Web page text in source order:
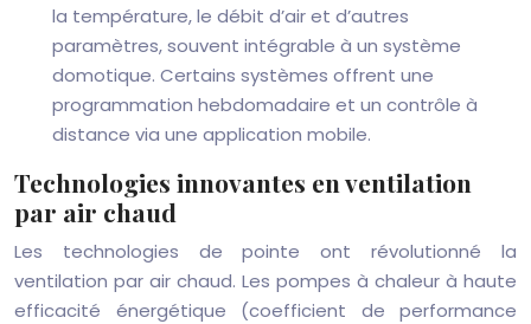
la température, le débit d’air et d’autres
paramètres, souvent intégrable à un système
domotique. Certains systèmes offrent une
programmation hebdomadaire et un contrôle à
distance via une application mobile.
Technologies innovantes en ventilation
par air chaud
Les technologies de pointe ont révolutionné la
ventilation par air chaud. Les pompes à chaleur à haute
efficacité énergétique (coefficient de performance